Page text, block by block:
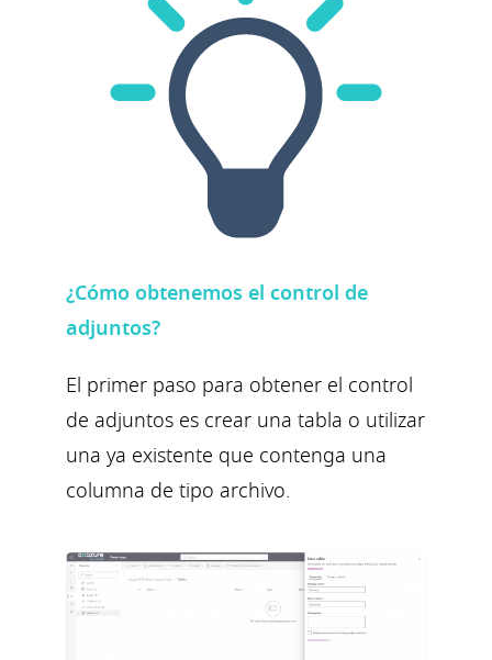
¿Cómo obtenemos el control de
adjuntos?
El primer paso para obtener el control
de adjuntos es crear una tabla o utilizar
una ya existente que contenga una
columna de tipo archivo.